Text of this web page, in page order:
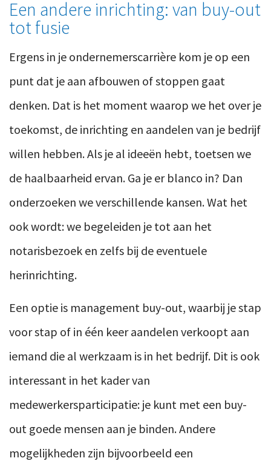
Een andere inrichting: van buy-out
tot fusie
Ergens in je ondernemerscarrière kom je op een
punt dat je aan afbouwen of stoppen gaat
denken. Dat is het moment waarop we het over je
toekomst, de inrichting en aandelen van je bedrijf
willen hebben. Als je al ideeën hebt, toetsen we
de haalbaarheid ervan. Ga je er blanco in? Dan
onderzoeken we verschillende kansen. Wat het
ook wordt: we begeleiden je tot aan het
notarisbezoek en zelfs bij de eventuele
herinrichting.
Een optie is management buy-out, waarbij je stap
voor stap of in één keer aandelen verkoopt aan
iemand die al werkzaam is in het bedrijf. Dit is ook
interessant in het kader van
medewerkersparticipatie: je kunt met een buy-
out goede mensen aan je binden. Andere
mogelijkheden zijn bijvoorbeeld een